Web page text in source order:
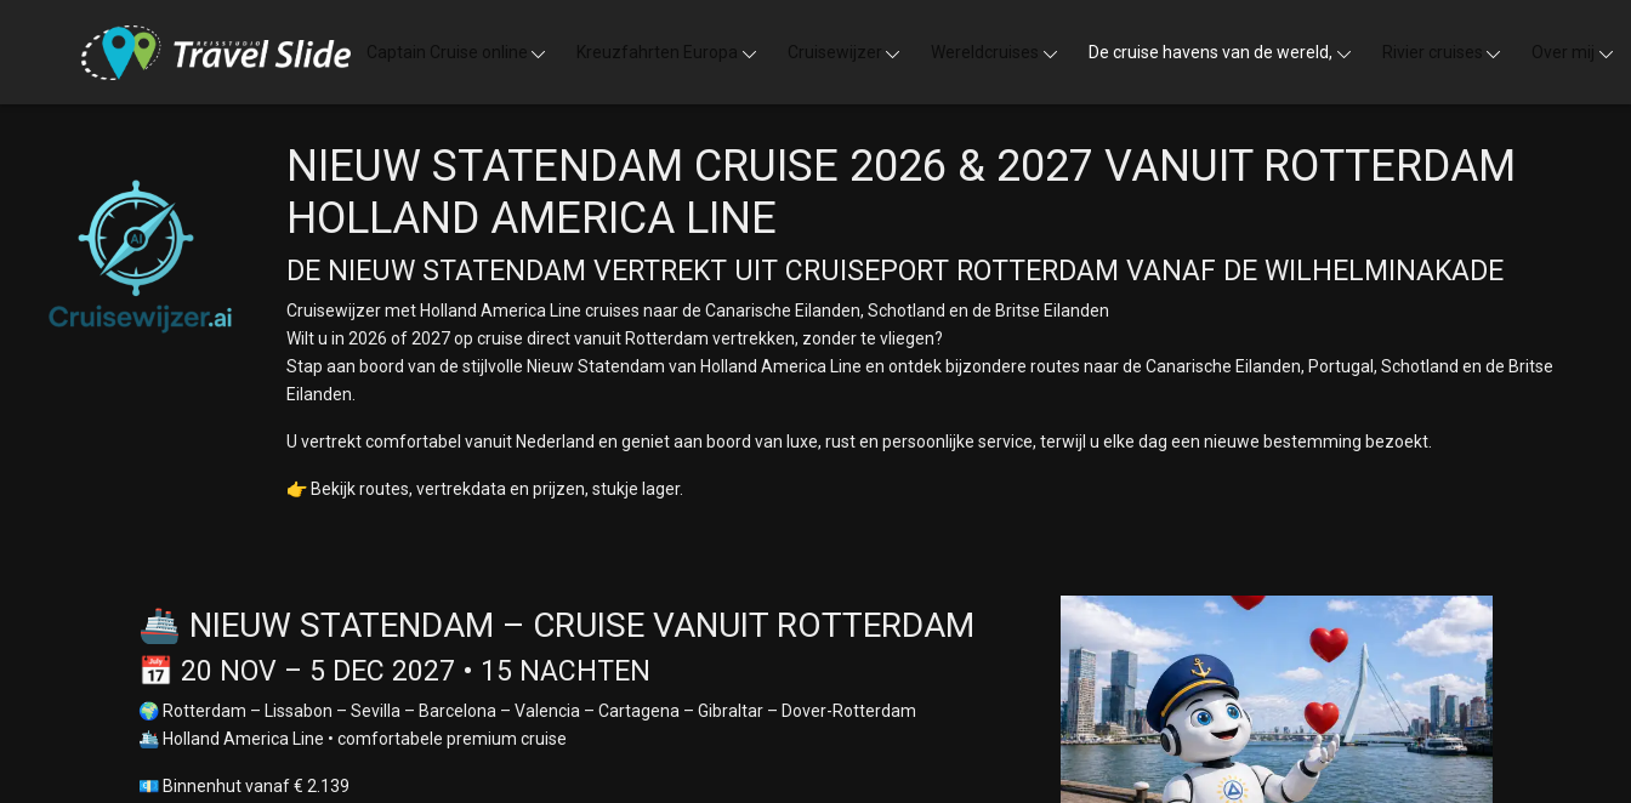
Captain Cruise online Kreuzfahrten Europa Cruisewijzer Wereldcruises De cruise havens van de wereld, Rivier cruises Over mij
NIEUW STATENDAM CRUISE 2026 & 2027 VANUIT ROTTERDAM
HOLLAND AMERICA LINE
DE NIEUW STATENDAM VERTREKT UIT CRUISEPORT ROTTERDAM VANAF DE WILHELMINAKADE
Cruisewijzer met Holland America Line cruises naar de Canarische Eilanden, Schotland en de Britse Eilanden
Wilt u in 2026 of 2027 op cruise direct vanuit Rotterdam vertrekken, zonder te vliegen?
Stap aan boord van de stijlvolle Nieuw Statendam van Holland America Line en ontdek bijzondere routes naar de Canarische Eilanden, Portugal, Schotland en de Britse
Eilanden.
U vertrekt comfortabel vanuit Nederland en geniet aan boord van luxe, rust en persoonlijke service, terwijl u elke dag een nieuwe bestemming bezoekt.
👉 Bekijk routes, vertrekdata en prijzen, stukje lager.
🚢 NIEUW STATENDAM – CRUISE VANUIT ROTTERDAM
📅 20 NOV – 5 DEC 2027 • 15 NACHTEN
🌍 Rotterdam – Lissabon – Sevilla – Barcelona – Valencia – Cartagena – Gibraltar – Dover-Rotterdam
🛳️ Holland America Line • comfortabele premium cruise
💶 Binnenhut vanaf € 2.139